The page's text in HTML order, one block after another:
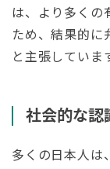
は、より多くの
ため、結果的に
と主張していま
社会的な認
多くの日本人は